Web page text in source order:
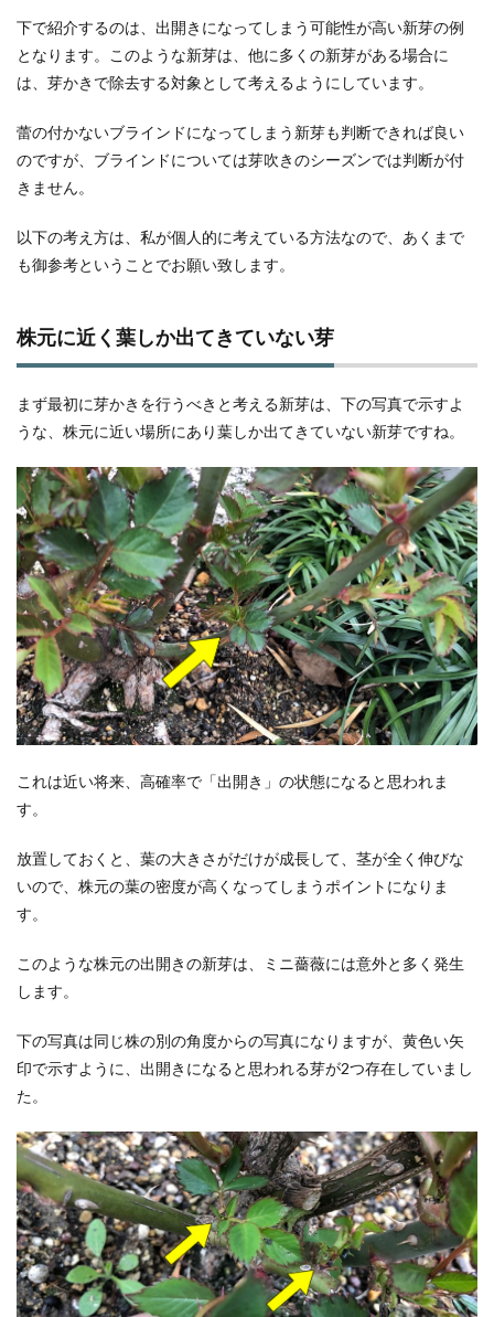
下で紹介するのは、出開きになってしまう可能性が高い新芽の例
となります。このような新芽は、他に多くの新芽がある場合に
は、芽かきで除去する対象として考えるようにしています。
蕾の付かないブラインドになってしまう新芽も判断できれば良い
のですが、ブラインドについては芽吹きのシーズンでは判断が付
きません。
以下の考え方は、私が個人的に考えている方法なので、あくまで
も御参考ということでお願い致します。
株元に近く葉しか出てきていない芽
まず最初に芽かきを行うべきと考える新芽は、下の写真で示すよ
うな、株元に近い場所にあり葉しか出てきていない新芽ですね。
これは近い将来、高確率で「出開き」の状態になると思われま
す。
放置しておくと、葉の大きさがだけが成長して、茎が全く伸びな
いので、株元の葉の密度が高くなってしまうポイントになりま
す。
このような株元の出開きの新芽は、ミニ薔薇には意外と多く発生
します。
下の写真は同じ株の別の角度からの写真になりますが、黄色い矢
印で示すように、出開きになると思われる芽が2つ存在していまし
た。